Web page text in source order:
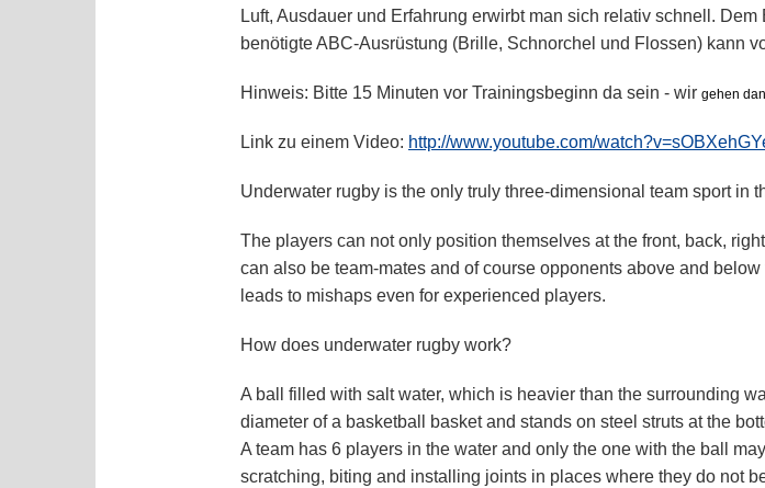
Luft, Ausdauer und Erfahrung erwirbt man sich relativ schnell.
benötigte ABC-Ausrüstung (Brille, Schnorchel und Flossen) kann
Hinweis: Bitte 15 Minuten vor Trainingsbeginn da sein - wir gehen
Link zu einem Video: http://www.youtube.com/
Underwater rugby is the only truly three-dimensional team sport in
The players can not only position themselves at the front, back,
can also be team-mates and of course opponents above and
leads to mishaps even for experienced players.
How does underwater rugby work?
A ball filled with salt water, which is heavier than the surrounding
diameter of a basketball basket and stands on steel struts at the
A team has 6 players in the water and only the one with the ball
scratching, biting and installing joints in places where they do not